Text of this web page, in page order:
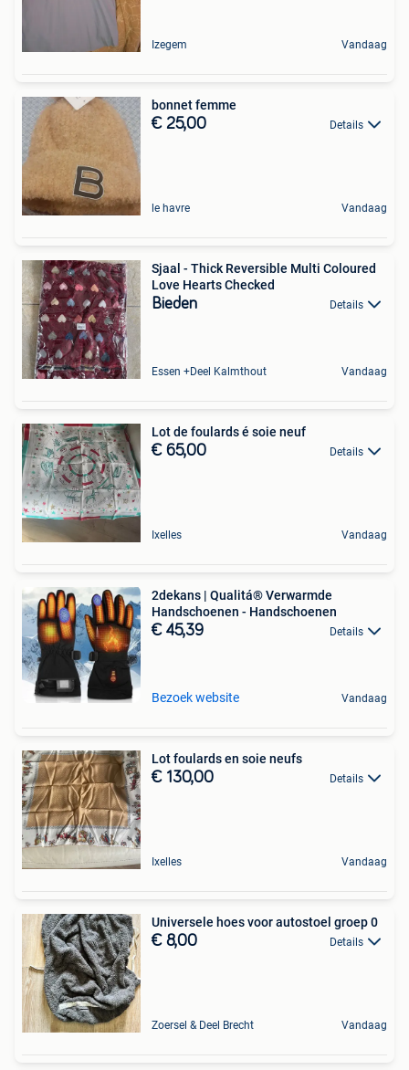
Izegem Vandaag
bonnet femme
€ 25,00 Details
le havre Vandaag
Sjaal - Thick Reversible Multi Coloured
Love Hearts Checked
Bieden Details
Essen +Deel Kalmthout Vandaag
Lot de foulards é soie neuf
€ 65,00 Details
Ixelles Vandaag
2dekans | Qualitá® Verwarmde
Handschoenen - Handschoenen
€ 45,39 Details
Bezoek website Vandaag
Lot foulards en soie neufs
€ 130,00 Details
Ixelles Vandaag
Universele hoes voor autostoel groep 0
€ 8,00 Details
Zoersel & Deel Brecht Vandaag